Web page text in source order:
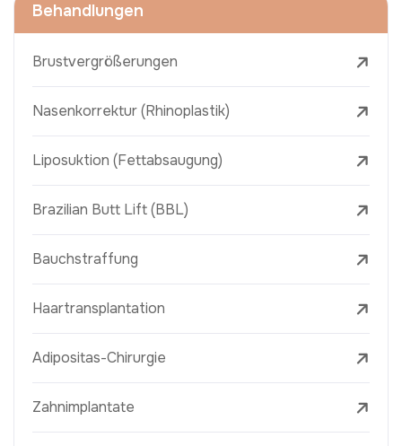
Behandlungen
Brustvergrößerungen
Nasenkorrektur (Rhinoplastik)
Liposuktion (Fettabsaugung)
Brazilian Butt Lift (BBL)
Bauchstraffung
Haartransplantation
Adipositas-Chirurgie
Zahnimplantate